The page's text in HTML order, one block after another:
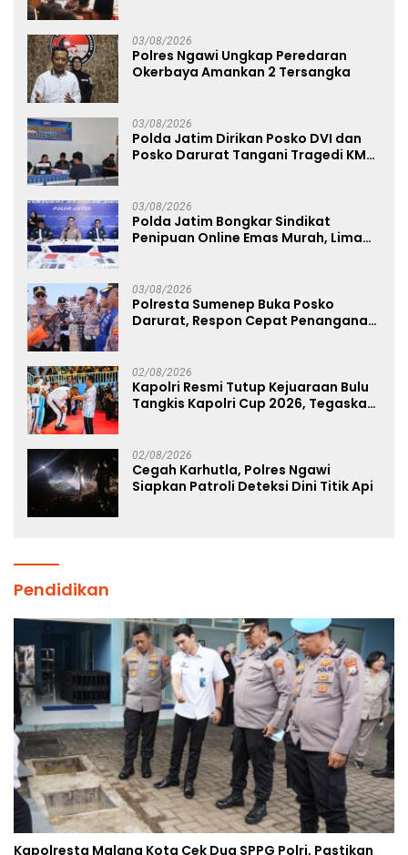
03/08/2026
Polres Ngawi Ungkap Peredaran
Okerbaya Amankan 2 Tersangka
03/08/2026
Polda Jatim Dirikan Posko DVI dan
Posko Darurat Tangani Tragedi KMP
03/08/2026
Polda Jatim Bongkar Sindikat
Penipuan Online Emas Murah, Lima
03/08/2026
Polresta Sumenep Buka Posko
Darurat, Respon Cepat Penanganan
02/08/2026
Kapolri Resmi Tutup Kejuaraan Bulu
Tangkis Kapolri Cup 2026, Tegaskan
02/08/2026
Cegah Karhutla, Polres Ngawi
Siapkan Patroli Deteksi Dini Titik Api
Pendidikan
Kapolresta Malang Kota Cek Dua SPPG Polri, Pastikan